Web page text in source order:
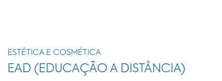
ESTÉTICA E COSMÉTICA
EAD (EDUCAÇÃO A DISTÂNCIA)